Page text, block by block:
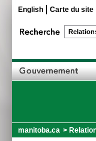
English Carte du site
manitoba.ca >